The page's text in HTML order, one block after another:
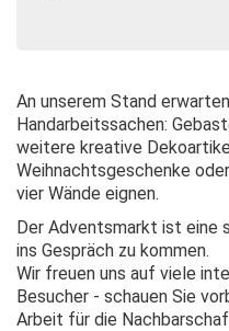
An unserem Stand
Handarbeitssachen:
weitere kreative
Weihnachtsgeschenke
vier Wände eignen.
Der Adventsmarkt ist eine
ins Gespräch zu kommen.
Wir freuen uns auf viele
Besucher - schauen Sie
Arbeit für die